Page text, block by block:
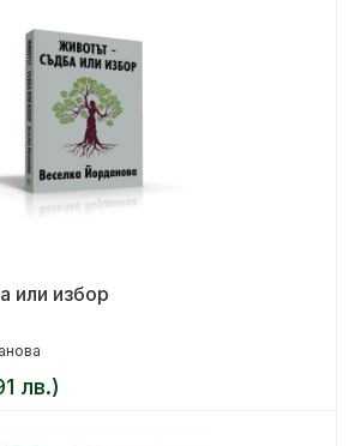
или избор
лв.)